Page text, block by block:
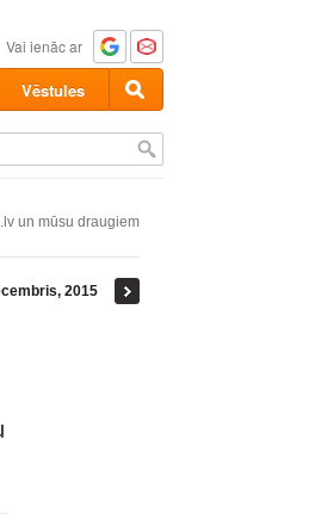
Vai ienāc ar
Vēstules
un mūsu draugiem
2015